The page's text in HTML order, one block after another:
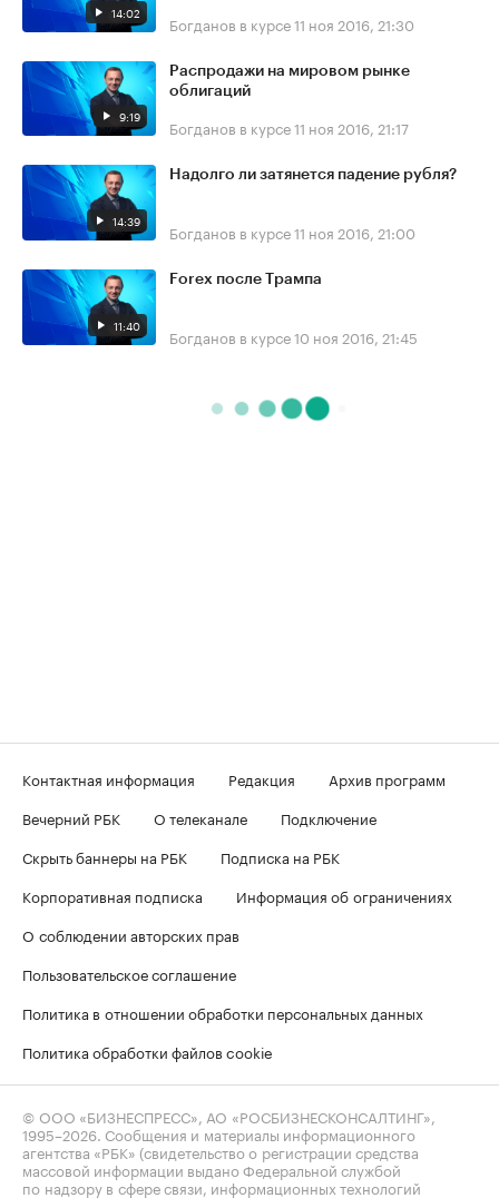
14:02 Богданов в курсе11 ноя 2016, 21:30
9:19
Распродажи на мировом рынке
облигаций
Богданов в курсе11 ноя 2016, 21:17
14:39
Надолго ли затянется падение рубля?
Богданов в курсе11 ноя 2016, 21:00
11:40
Forex после Трампа
Богданов в курсе10 ноя 2016, 21:45
Контактная информация Редакция
Архив программ
Вечерний РБК
О телеканале
Подключение
Скрыть баннеры на РБК
Подписка на РБК
Корпоративная подписка
Информация об ограничениях
О соблюдении авторских прав
Пользовательское соглашение
Политика в отношении обработки персональных данных
Политика обработки файлов cookie
© ООО «БИЗНЕСПРЕСС», АО «РОСБИЗНЕСКОНСАЛТИНГ»,
1995–2026 . Сообщения и материалы информационного
агентства «РБК» (свидетельство о регистрации средства
массовой информации выдано Федеральной службой
по надзору в сфере связи, информационных технологий